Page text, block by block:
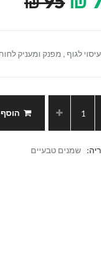
לגוף , מפנק ומעניק
שמנים טבעיים